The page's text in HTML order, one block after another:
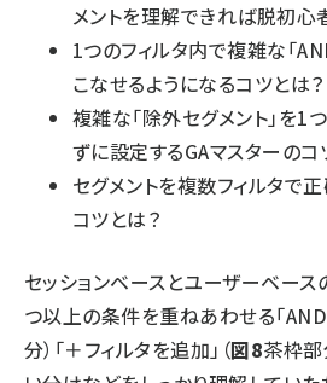
メントを理解できれば脱初心
1つのフィルタ内で複雑な「
こなせるようになるコツとは？
複雑な「除外セグメント」を1
ずに設定するGAマスターのコ
セグメントを複数フィルタで
コツとは？
セッションベースとユーザーベース
つ以上の条件を重ねあわせる「AND」
分）「＋フィルタを追加」（図8茶枠部